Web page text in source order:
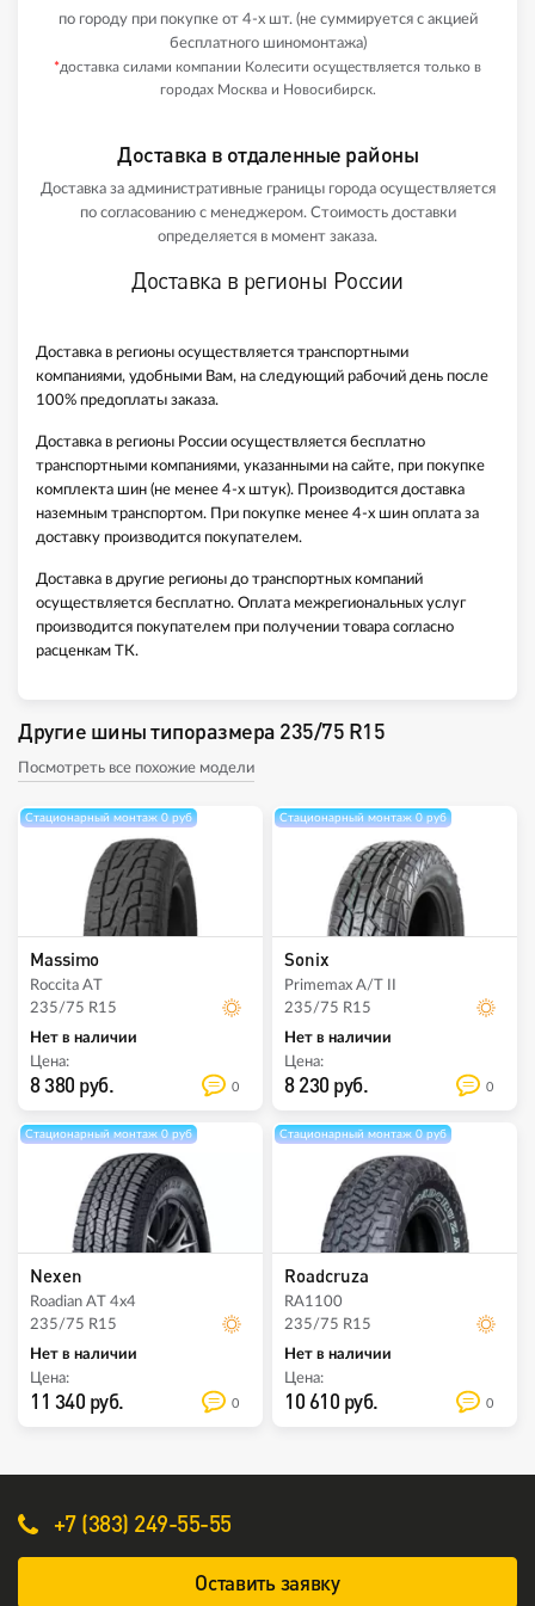
по городу при покупке от 4-х шт. (не суммируется с акцией
бесплатного шиномонтажа)
*доставка силами компании Колесити осуществляется только в
городах Москва и Новосибирск.
Доставка в отдаленные районы
Доставка за административные границы города осуществляется
по согласованию с менеджером. Стоимость доставки
определяется в момент заказа.
Доставка в регионы России
Доставка в регионы осуществляется транспортными
компаниями, удобными Вам, на следующий рабочий день после
100% предоплаты заказа.
Доставка в регионы России осуществляется бесплатно
транспортными компаниями, указанными на сайте, при покупке
комплекта шин (не менее 4-х штук). Производится доставка
наземным транспортом. При покупке менее 4-х шин оплата за
доставку производится покупателем.
Доставка в другие регионы до транспортных компаний
осуществляется бесплатно. Оплата межрегиональных услуг
производится покупателем при получении товара согласно
расценкам ТК.
Другие шины типоразмера 235/75 R15
Посмотреть все похожие модели
Стационарный монтаж 0 руб
Massimo
Roccita AT
235/75 R15
Нет в наличии
Цена:
8 380 руб. 0
Стационарный монтаж 0 руб
Sonix
Primemax A/T II
235/75 R15
Нет в наличии
Цена:
8 230 руб. 0
Стационарный монтаж 0 руб
Nexen
Roadian AT 4x4
235/75 R15
Нет в наличии
Цена:
11 340 руб. 0
Стационарный монтаж 0 руб
Roadcruza
RA1100
235/75 R15
Нет в наличии
Цена:
10 610 руб. 0
+7 (383) 249-55-55
Оставить заявку